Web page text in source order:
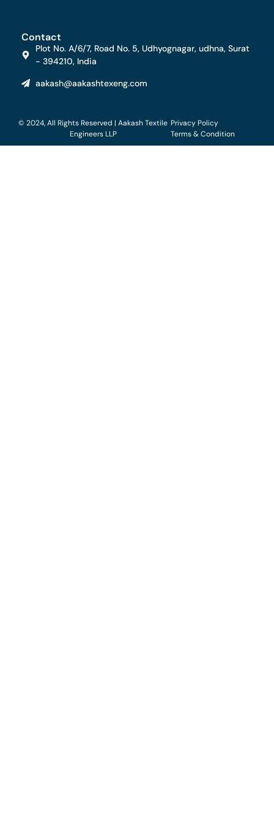
Contact
Plot No. A/6/7, Road No. 5, Udhyognagar, udhna, Surat
- 394210, India
aakash@aakashtexeng.com
© 2024, All Rights Reserved | Aakash Textile
Engineers LLP
Privacy Policy
Terms & Condition